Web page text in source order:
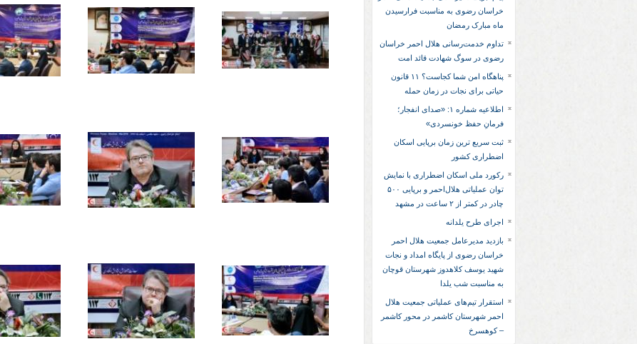
خراسان رضوی به مناسبت فرارسیدن
ماه مبارک رمضان
تداوم خدمت‌رسانی هلال احمر خراسان
رضوی در سوگ شهادت قائد امت
پناهگاه امن شما کجاست؟ ۱۱ قانون
حیاتی برای نجات در زمان حمله
اطلاعیه شماره ۱: «صدای انفجار؛
فرمانِ حفظ خونسردی»
ثبت سریع‌ ترین زمان برپایی اسکان
اضطراری کشور
رکورد ملی اسکان اضطراری با نمایش
توان عملیاتی هلال‌احمر و برپایی ۵۰۰
چادر در کمتر از ۲ ساعت در مشهد
اجرای طرح یلدانه
بازدید مدیرعامل جمعیت هلال احمر
خراسان رضوی از پایگاه امداد و نجات
شهید یوسف کلاهدوز شهرستان قوچان
به مناسبت شب یلدا
استقرار تیم‌های عملیاتی جمعیت هلال
احمر شهرستان کاشمر در محور کاشمر
– کوهسرخ